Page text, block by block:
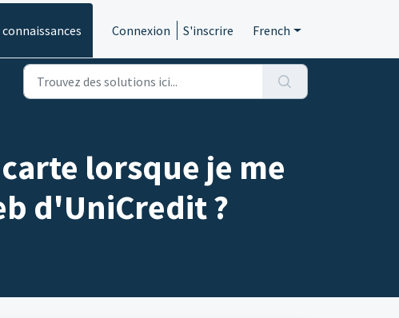
connaissances Connexion S'inscrire French
lorsque je me
d'UniCredit ?